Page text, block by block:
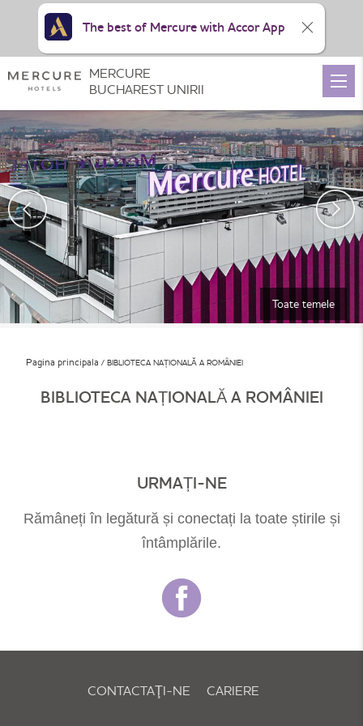
Toate temele
Pagina principala BIBLIOTECA NAȚIONALĂ A ROMÂNIEI
BIBLIOTECA NAȚIONALĂ A ROMÂNIEI
URMAȚI-NE
Rămâneți în legătură și conectați la toate știrile și
întâmplările.
CONTACTAŢI-NE CARIERE
MERCURE
BUCHAREST UNIRII
The best of Mercure with Accor App